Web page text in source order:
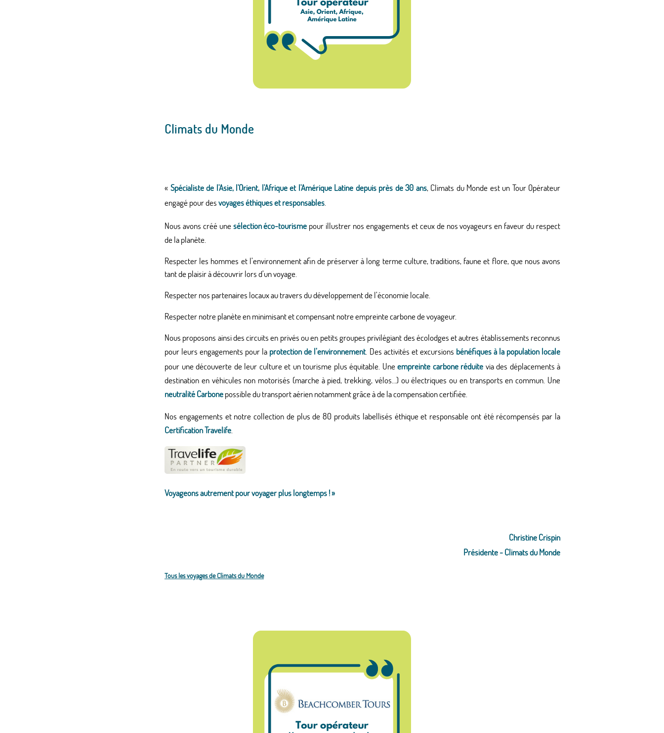
Climats du Monde
« Spécialiste de l'Asie, l'Orient, l'Afrique et l'Amérique Latine depuis près de 30 ans, Climats du Monde est un Tour Opérateur
engagé pour desvoyages éthiques et responsables
Nous avons créé unesélection éco-tourisme pour illustrer nos engagements et ceux de nos voyageurs en faveur du respect
de la planète.
Respecter les hommes et l’environnement afin de préserver à long terme culture, traditions, faune et flore, que nous avons
tant de plaisir à découvrir lors d’un voyage.
Respecter nos partenaires locaux au travers du développement de l’économie locale.
Respecter notre planète en minimisant et compensant notre empreinte carbone de voyageur.
Nous proposons ainsi des circuits en privés ou en petits groupes privilégiant des écolodges et autres établissements reconnus
pour leurs engagements pour la protection de l’environnement. Des activités et excursions bénéfiques à la population locale
pour une découverte de leur culture et un tourisme plus équitable. Uneempreinte carbone réduite via des déplacements à
destination en véhicules non motorisés (marche à pied, trekking, vélos…) ou électriques ou en transports en commun. Une
neutralité Carbonepossible du transport aérien notamment grâce à de la compensation certifiée.
Nos engagements et notre collection de plus de 80 produits labellisés éthique et responsable ont été récompensés par la
Certification Travelife
Voyageons autrement pour voyager plus longtemps ! »
Christine Crispin
Présidente - Climats du Monde
Tous les voyages de Climats du Monde